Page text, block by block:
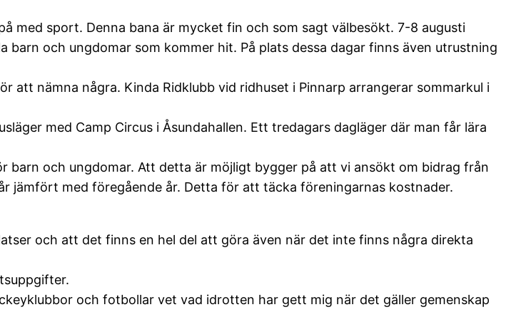
med sport. Denna bana är mycket fin och som sagt välbesökt. 7-8 augusti
och ungdomar som kommer hit. På plats dessa dagar finns även utrustning
att nämna några. Kinda Ridklubb vid ridhuset i Pinnarp arrangerar sommarkul i
med Camp Circus i Åsundahallen. Ett tredagars dagläger där man får lära
och ungdomar. Att detta är möjligt bygger på att vi ansökt om bidrag från
jämfört med föregående år. Detta för att täcka föreningarnas kostnader.
och att det finns en hel del att göra även när det inte finns några direkta
och fotbollar vet vad idrotten har gett mig när det gäller gemenskap